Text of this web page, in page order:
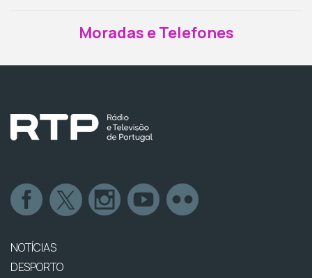
Moradas e Telefones
NOTÍCIAS
DESPORTO